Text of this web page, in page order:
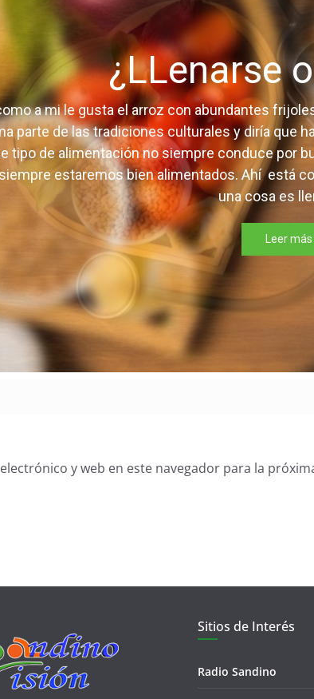
y web en este navegador para la
¿LLenarse
a mi le gusta el arroz con abundantes
parte de las tradiciones culturales y diría que
tipo de alimentación no siempre conduce por
estaremos bien alimentados. Ahí está
una cosa es
Leer más
Sitios de Interés
Radio Sandino